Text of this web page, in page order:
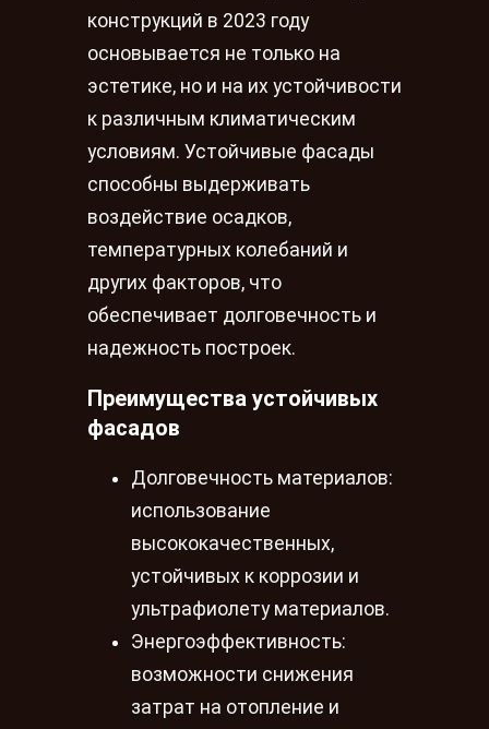
конструкций в 2023 году
основывается не только на
эстетике, но и на их устойчивости
к различным климатическим
условиям. Устойчивые фасады
способны выдерживать
воздействие осадков,
температурных колебаний и
других факторов, что
обеспечивает долговечность и
надежность построек.
Преимущества устойчивых
фасадов
Долговечность материалов:
использование
высококачественных,
устойчивых к коррозии и
ультрафиолету материалов.
Энергоэффективность:
возможности снижения
затрат на отопление и